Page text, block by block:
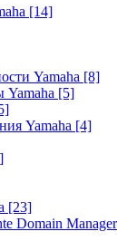
[14]
Yamaha [8]
[5]
Yamaha [4]
[23]
Domain Manager